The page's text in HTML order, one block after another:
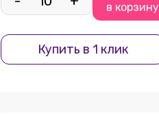
в корзину
Купить в 1 клик